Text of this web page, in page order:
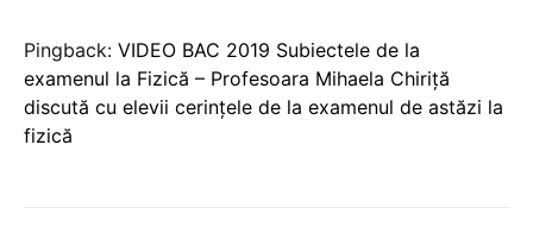
Pingback: VIDEO BAC 2019 Subiectele de la
examenul la Fizică – Profesoara Mihaela Chiriță
discută cu elevii cerințele de la examenul de astăzi la
fizică